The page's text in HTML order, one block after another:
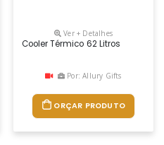
Seu Parceiro, Cliente Ou
Ver + Detalhes
Cooler Térmico 62 Litros
Por: Allury Gifts
ORÇAR PRODUTO